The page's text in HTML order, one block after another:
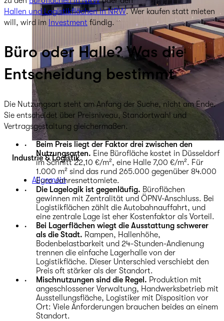
Industrie & Logistik
Allgemein
Hallen und Logistikflächen in NRW. Wer kaufen statt mieten
will, wird im Investment fündig.
Büro oder Halle? Was die
Entscheidung bestimmt
Die Nutzungsart steht am Anfang der Suche, nicht am Ende.
Sie entscheidet über Preisniveau, Standortwahl und
Vertragsgestaltung gleichermaßen.
Beim Preis liegt der Faktor drei zwischen den
Nutzungsarten. Eine Bürofläche kostet in Düsseldorf
im Schnitt 22,10 €/m², eine Halle 7,00 €/m². Für
1.000 m² sind das rund 265.000 gegenüber 84.000
Euro Jahresnettomiete.
Die Lagelogik ist gegenläufig. Büroflächen
gewinnen mit Zentralität und ÖPNV-Anschluss. Bei
Logistikflächen zählt die Autobahnauffahrt, und
eine zentrale Lage ist eher Kostenfaktor als Vorteil.
Bei Lagerflächen wiegt die Ausstattung schwerer
als die Stadt. Rampen, Hallenhöhe,
Bodenbelastbarkeit und 24-Stunden-Andienung
trennen die einfache Lagerhalle von der
Logistikfläche. Dieser Unterschied verschiebt den
Preis oft stärker als der Standort.
Mischnutzungen sind die Regel. Produktion mit
angeschlossener Verwaltung, Handwerksbetrieb mit
Ausstellungsfläche, Logistiker mit Disposition vor
Ort: Viele Anforderungen brauchen beides an einem
Standort.